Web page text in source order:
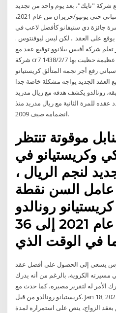
شركة "نايك"، بعد يوم واحد من تجديد
تعاقده مع نادي ريال مدريد الإسباني حتى يونيو/حزيران من عام 2021،
جائزة دي ستيفانو كأفضل لاعب في
يوقع على العقد .. لكن ليس ليوفنتوس .
شركة أفيس بيلانوو توقيع عقد مع
شركة cr7 وكريستيانو رونالدو , وكانت فرصة عظيمة حظيت بها 7‏‏/2‏‏/1438
رفع أجر نجمه المتألق كريستيانو
العقد الجديد يواجه مشكلة خاصة جدا
رونالدو يكشف هدفه مع ريال مدريد
عقده للمرة الثانية مع ريال مدريد منذ
انضمامه صيف 2009.
5 قنابل موقوتة تنتظر
وكريستيانو في
لنجم الريال ،
السن نقطة
رونالدو
حيث سيصل عام 2021 إلى 36
في الوقت الذي
يسعى إلى الحصول على أفضل عقد
مسيرته الكروية، بالرغم من أنه يدرك
الأمر له لتقرير مصيره، كما حدث مع
كريستيانو رونالدو من قبل. Jan 18, 2021 · وزواج التجربة، حسب العقد
الزواج، ينص على استمراره لمدة